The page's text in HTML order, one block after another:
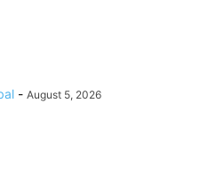
- August 5, 2026